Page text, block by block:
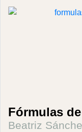
Fórmulas
Beatriz